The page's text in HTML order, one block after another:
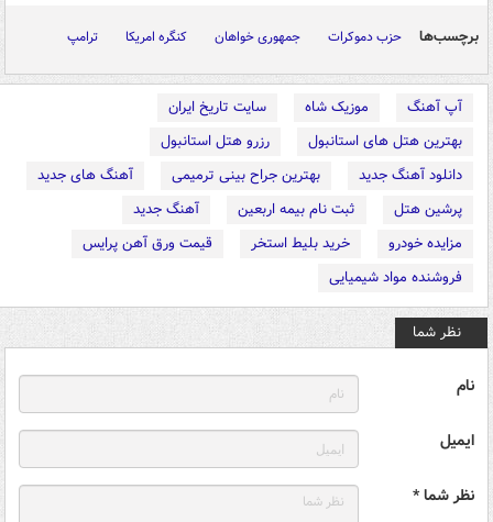
برچسب‌ها حزب دموکرات جمهوری خواهان کنگره امریکا ترامپ
آپ آهنگ موزیک شاه
سایت تاریخ ایران
بهترین هتل های استانبول
رزرو هتل استانبول
دانلود آهنگ جدید
بهترین جراح بینی ترمیمی
آهنگ های جدید
پرشین هتل
ثبت نام بیمه اربعین
آهنگ جدید
مزایده خودرو
خرید بلیط استخر
قیمت ورق آهن پرایس
فروشنده مواد شیمیایی
نظر شما
نام
ایمیل
نظر شما *